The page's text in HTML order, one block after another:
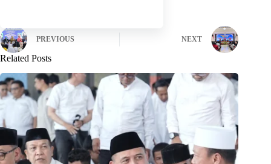
PREVIOUS NEXT
Related Posts